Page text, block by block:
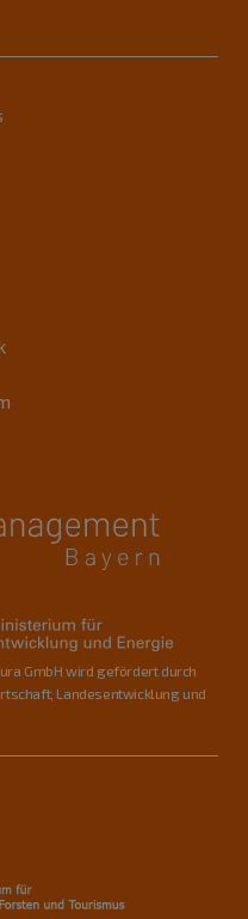
GmbH wird gefördert durch
Landesentwicklung und